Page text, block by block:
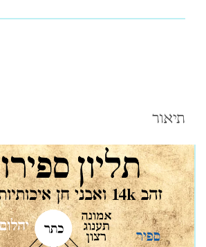
תיאור